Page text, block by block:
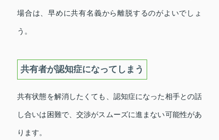
場合は、早めに共有名義から離脱するのがよいでしょ
う。
共有者が認知症になってしまう
共有状態を解消したくても、認知症になった相手との話
し合いは困難で、交渉がスムーズに進まない可能性があ
ります。